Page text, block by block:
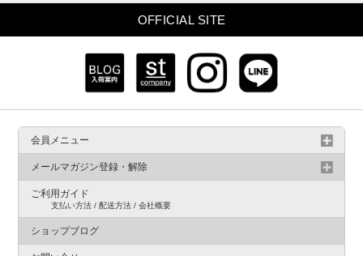
OFFICIAL SITE
会員メニュー
メールマガジン登録・解除
ご利用ガイド
支払い方法 / 配送方法 / 会社概要
ショップブログ